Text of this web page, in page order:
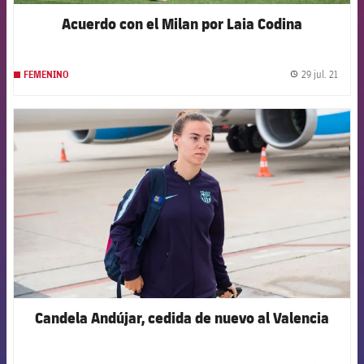
Acuerdo con el Milan por Laia Codina
FEMENINO 29 jul. 21
FCB Barcelona badge
Candela Andújar, cedida de nuevo al Valencia